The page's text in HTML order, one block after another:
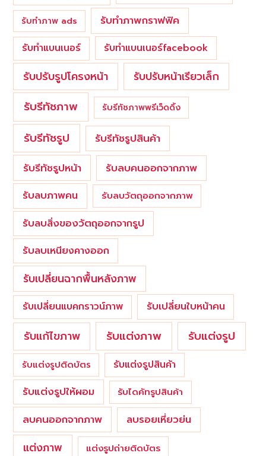
รับทำภาพ ads รับทำภาพกราฟฟิค
รับทำแบนเนอร์ รับทำแบนเนอร์facebook
รับปรับรูปโครงหน้า รับปรับหน้าเรียวเล็ก
รับรีทัชภาพ รับรีทัชภาพพรีเว็ดดิ้ง
รับรีทัชรูป
รับรีทัชรูปสินค้า
รับรีทัชรูปหน้า
รับลบคนออกจากภาพ
รับลบภาพคน
รับลบวัตถุออกจากภาพ
รับลบสิ่งของวัตถุออกจากรูป
รับลบเหนียงคางออก
รับเปลี่ยนฉากพื้นหลังภาพ
รับเปลี่ยนแบคกราวน์ภาพ รับเปลี่ยนใบหน้าคน
รับแก้ไขภาพ รับแต่งภาพ รับแต่งรูป
รับแต่งรูปติดบัตร รับแต่งรูปสินค้า
รับแต่งรูปให้ผอม รับไดคัทรูปสินค้า
ลบคนออกจากภาพ ลบรอยเหี่ยวย่น
แต่งภาพ แต่งรูปถ่ายติดบัตร